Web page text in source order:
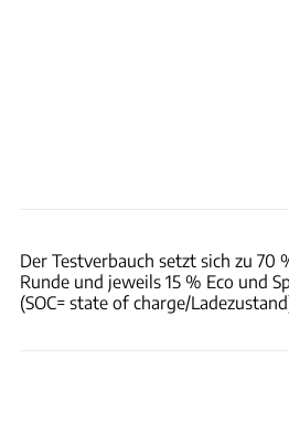
Der Testverbauch setzt sich zu 70
Runde und jeweils 15 % Eco und
(SOC= state of charge/